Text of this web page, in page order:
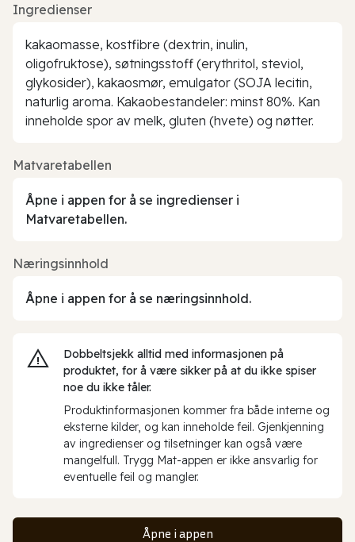
Ingredienser
kakaomasse, kostfibre (dextrin, inulin,
oligofruktose), søtningsstoff (erythritol, steviol,
glykosider), kakaosmør, emulgator (SOJA lecitin,
naturlig aroma. Kakaobestandeler: minst 80%. Kan
inneholde spor av melk, gluten (hvete) og nøtter.
Matvaretabellen
Åpne i appen for å se ingredienser i
Matvaretabellen.
Næringsinnhold
Åpne i appen for å se næringsinnhold.
Dobbeltsjekk alltid med informasjonen på
produktet, for å være sikker på at du ikke spiser
noe du ikke tåler.
Produktinformasjonen kommer fra både interne og
eksterne kilder, og kan inneholde feil. Gjenkjenning
av ingredienser og tilsetninger kan også være
mangelfull. Trygg Mat-appen er ikke ansvarlig for
eventuelle feil og mangler.
Åpne i appen